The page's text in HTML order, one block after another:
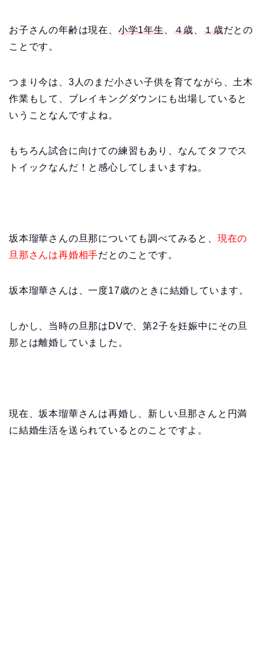
お子さんの年齢は現在、 小学1年生、 ４歳 、１歳だとの
ことです。
つまり今は、3人のまだ小さい子供を育てながら、土木
作業もして、ブレイキングダウンにも出場していると
いうことなんですよね。
もちろん試合に向けての練習もあり、なんてタフでス
トイックなんだ！と感心してしまいますね。
坂本瑠華さんの旦那についても調べてみると、 現在の
旦那さんは再婚相手だとのことです。
坂本瑠華さんは、一度17歳のときに結婚しています。
しかし、当時の旦那はDVで、第2子を妊娠中にその旦
那とは離婚していました。
現在、坂本瑠華さんは再婚し、新しい旦那さんと円満
に結婚生活を送られているとのことですよ。